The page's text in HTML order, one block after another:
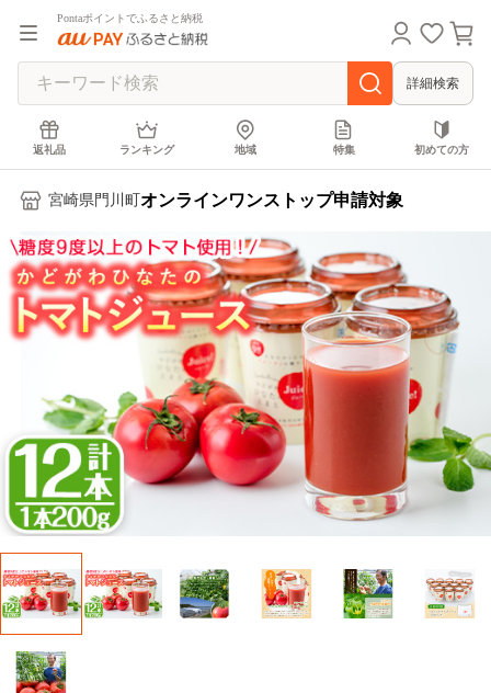
Pontaポイントでふるさと納税
詳細検索
返礼品 ランキング 地域 特集 初めての方
宮崎県門川町 オンラインワンストップ申請対象